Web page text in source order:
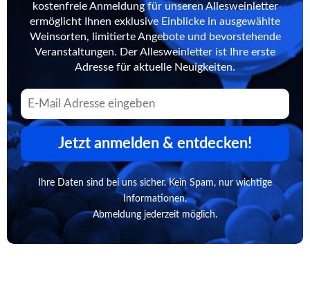
kostenfreie Anmeldung für unseren Allesweinletter
ermöglicht Ihnen exklusive Einblicke in ausgewählte
Weinsorten, limitierte Angebote und bevorstehende
Veranstaltungen. Der Allesweinletter ist Ihre erste
Adresse für aktuelle Neuigkeiten.
Jetzt anmelden & entdecken!
Ihre Daten sind bei uns sicher. Kein Spam, nur wichtige
Informationen.
Abmeldung jederzeit möglich.